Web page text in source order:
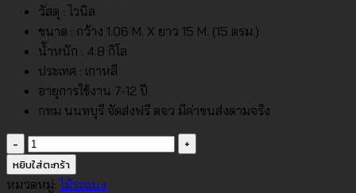
วัสดุ : ไวนิล
ขนาด : กว้าง 1.06 M. X ยาว 15 M. (15 ตรม.)
น้ำหนัก : 4.8 กิโล
ประเทศ : เกาหลี
อายุการใช้งาน 7-12 ปี
กทม นนทบุรี จัดส่งฟรี ตจว มีค่าขนส่งตามจริง
จำนวน
วอลเปเปอร์
ลายไม้
หยิบใส่ตะกร้า
หมวดหมู่:ไม้ระแนง